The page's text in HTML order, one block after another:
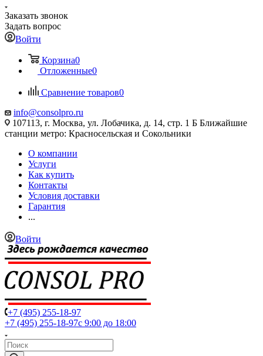
Заказать звонок
Задать вопрос
Войти
Корзина0
Отложенные0
Сравнение товаров0
info@consolpro.ru
107113, г. Москва, ул. Лобачика, д. 14, стр. 1 Б Ближайшие
станции метро: Красносельская и Сокольники
О компании
Услуги
Как купить
Контакты
Условия доставки
Гарантия
...
Войти
+7 (495) 255-18-97
+7 (495) 255-18-97с 9:00 до 18:00